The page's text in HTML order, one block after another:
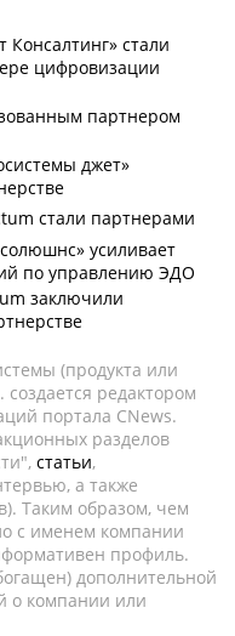
Консалтинг» стали
цифровизации
партнером
джет»
стали партнерами
усиливает
по управлению ЭДО
заключили
(продукта или
создается редактором
портала CNews.
разделов
статьи,
а также
Таким образом, чем
с именем компании
профиль.
дополнительной
о компании или